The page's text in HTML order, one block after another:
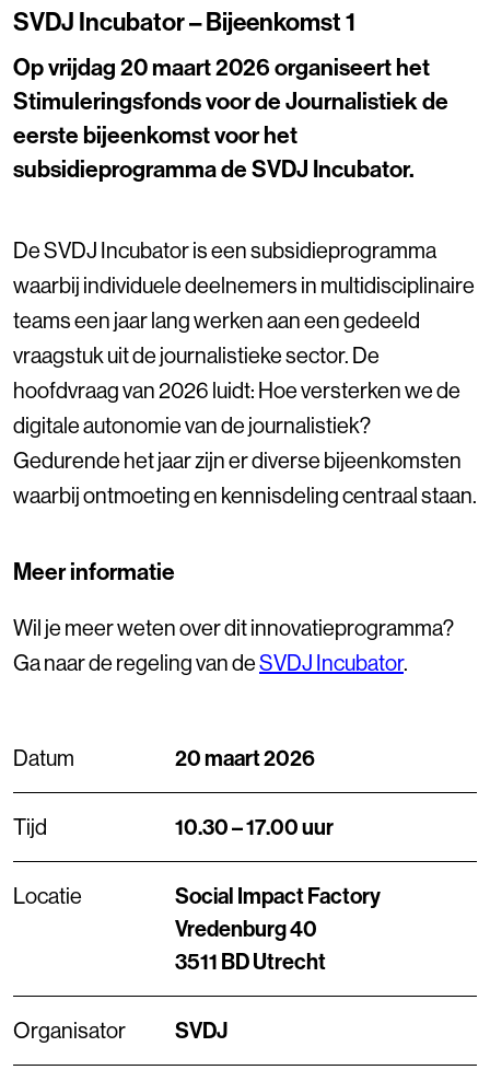
SVDJ Incubator – Bijeenkomst 1
Op vrijdag 20 maart 2026 organiseert het
Stimuleringsfonds voor de Journalistiek de
eerste bijeenkomst voor het
subsidieprogramma de SVDJ Incubator.
De SVDJ Incubator is een subsidieprogramma
waarbij individuele deelnemers in multidisciplinaire
teams een jaar lang werken aan een gedeeld
vraagstuk uit de journalistieke sector. De
hoofdvraag van 2026 luidt: Hoe versterken we de
digitale autonomie van de journalistiek?
Gedurende het jaar zijn er diverse bijeenkomsten
waarbij ontmoeting en kennisdeling centraal staan.
Meer informatie
Wil je meer weten over dit innovatieprogramma?
Ga naar de regeling van deSVDJ Incubator.
Datum 20 maart 2026
Tijd 10.30 – 17.00 uur
Locatie
Social Impact Factory
Vredenburg 40
3511 BD Utrecht
Organisator SVDJ